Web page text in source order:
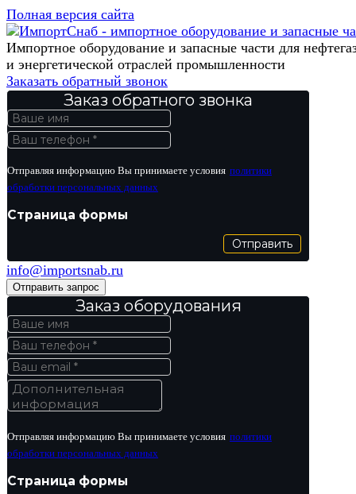
Полная версия сайта
Импортное оборудование и запасные части для
и энергетической отраслей промышленности
Заказать обратный звонок
Заказ обратного звонка
Отправляя информацию Вы принимаете условия политики
обработки персональных данных
Страница формы
Отправить
info@importsnab.ru
Отправить запрос
Заказ оборудования
Отправляя информацию Вы принимаете условия политики
обработки персональных данных
Страница формы